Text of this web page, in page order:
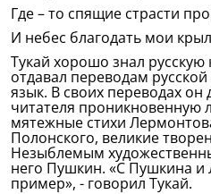
Где – то спящие страсти
И небес благодать мои
Тукай хорошо знал русскую
отдавал переводам
язык. В своих переводах он
читателя проникновенную
мятежные стихи
Полонского, великие
Незыблемым
него Пушкин. «С Пушкина и
пример», - говорил Тукай.